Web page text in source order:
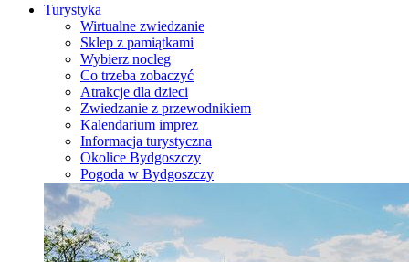
Turystyka
Wirtualne zwiedzanie
Sklep z pamiątkami
Wybierz nocleg
Co trzeba zobaczyć
Atrakcje dla dzieci
Zwiedzanie z przewodnikiem
Kalendarium imprez
Informacja turystyczna
Okolice Bydgoszczy
Pogoda w Bydgoszczy